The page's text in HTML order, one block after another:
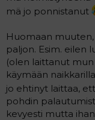
mä jo ponnistanut
Huomaan
paljon. Esim. eilen
(olen laittanut
käymään
jo ehtinyt laittaa,
pohdin
kevyesti mutta